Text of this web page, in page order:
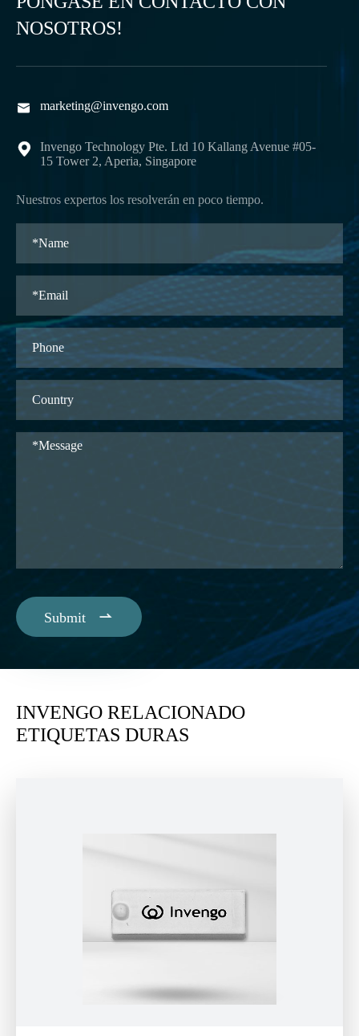
NOSOTROS!
 marketing@invengo.com

Invengo Technology Pte. Ltd 10 Kallang Avenue #05-
15 Tower 2, Aperia, Singapore
Nuestros expertos los resolverán en poco tiempo.
Submit 
INVENGO RELACIONADO
ETIQUETAS DURAS